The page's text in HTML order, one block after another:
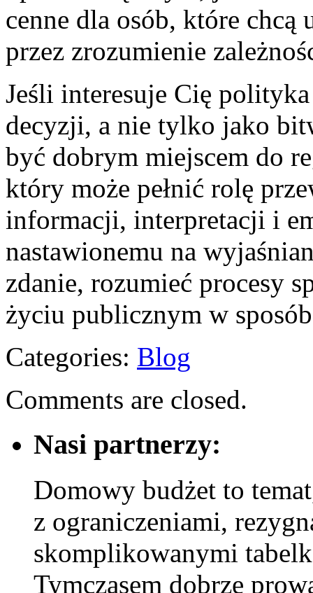
cenne dla osób, które
przez zrozumienie
Jeśli interesuje Cię
decyzji, a nie tylko jako
być dobrym miejscem do
który może pełnić rolę
informacji, interpretacji i
nastawionemu na
zdanie, rozumieć procesy
życiu publicznym w
Categories: Blog
Comments are closed.
Nasi partnerzy:
Domowy budżet to
z ograniczeniami,
skomplikowanymi
Tymczasem dobrze